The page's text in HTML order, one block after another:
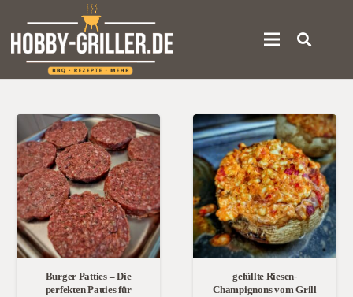
Burger Patties – Die
perfekten Patties für
gefüllte Riesen-
Champignons vom Grill